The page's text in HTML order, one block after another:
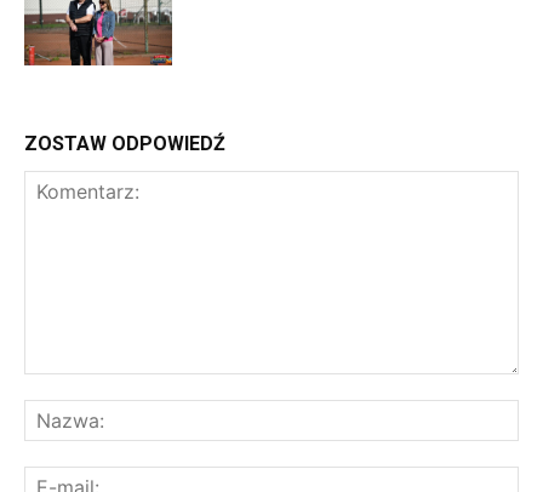
ZOSTAW ODPOWIEDŹ